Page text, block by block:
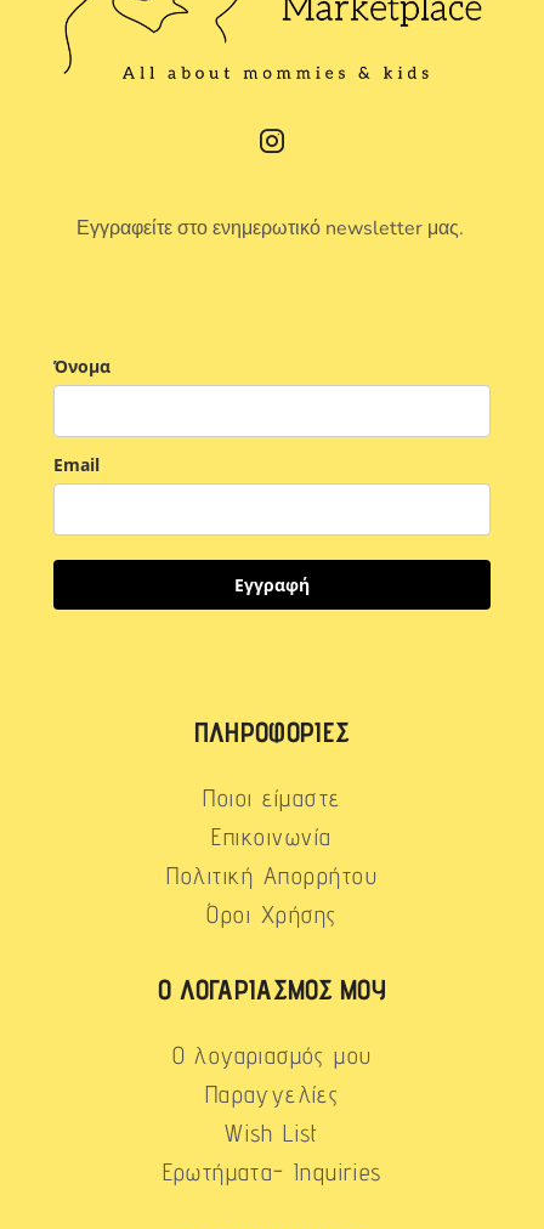
Εγγραφείτε στο ενημερωτικό newsletter μας.
Όνομα
Email
Εγγραφή
ΠΛΗΡΟΦΟΡΊΕΣ
Ποιοι είμαστε
Επικοινωνία
Πολιτική Απορρήτου
Όροι Χρήσης
Ο ΛΟΓΑΡΙΑΣΜΌΣ ΜΟΥ
Ο λογαριασμός μου
Παραγγελίες
Wish List
Ερωτήματα- Inquiries